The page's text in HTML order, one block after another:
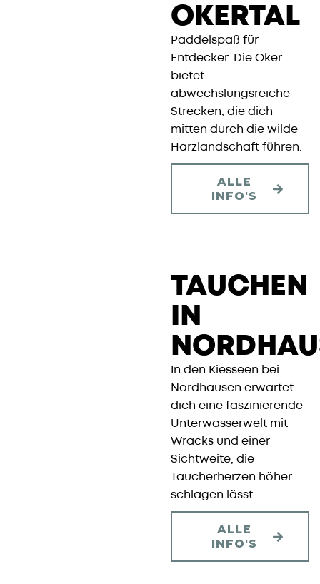
OKERTAL
Paddelspaß für
Entdecker. Die Oker
bietet
abwechslungsreiche
Strecken, die dich
mitten durch die wilde
Harzlandschaft führen.
ALLE
INFO'S
TAUCHEN
IN
In den Kiesseen bei
Nordhausen erwartet
dich eine faszinierende
Unterwasserwelt mit
Wracks und einer
Sichtweite, die
Taucherherzen höher
schlagen lässt.
ALLE
INFO'S